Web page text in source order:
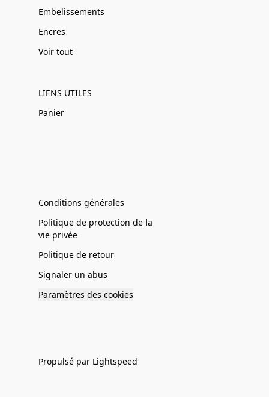
Embelissements
Encres
Voir tout
LIENS UTILES
Panier
Conditions générales
Politique de protection de la
vie privée
Politique de retour
Signaler un abus
Paramètres des cookies
Propulsé par Lightspeed